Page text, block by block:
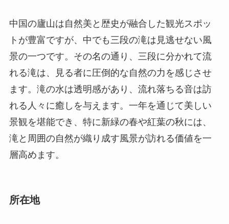
中国の廬山は自然美と歴史が融合した観光スポッ
トが豊富ですが、中でも三段の滝は見逃せない風
景の一つです。その名の通り、三段に分かれて流
れる滝は、見る者に圧倒的な自然の力を感じさせ
ます。滝の水は透明感があり、流れ落ちる音は訪
れる人々に癒しを与えます。一年を通じて美しい
景観を堪能でき、特に新緑の春や紅葉の秋には、
滝と周囲の自然が織り成す風景が訪れる価値を一
層高めます。
所在地